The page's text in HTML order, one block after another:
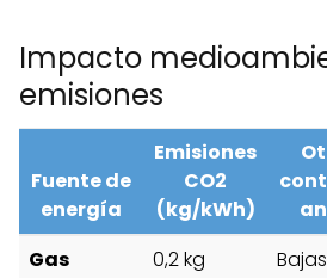
Impacto
emisiones
Fuente de
energía
Emisiones
CO2
(kg/kWh)
Gas
0,2 kg
Bajas